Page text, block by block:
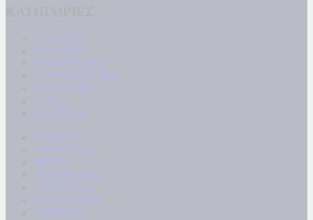
ΠΟΛΙΤΙΚΗ
ΚΟΙΝΩΝΙΑ
ΜΠΟΥΡΛΟΤΟ
ΠΑΡΑΠΟΛΙΤΙΚΑ
ΟΙΚΟΝΟΜΙΑ
ΥΓΕΙΑ
ΕΝΕΡΓΕΙΑ
ΚΟΣΜΟΣ
ΑΘΛΗΤΙΚΑ
MEDIA
ΠΟΛΙΤΙΣΜΟΣ
LIFESTYLE
ΤΕΧΝΟΛΟΓΙΑ
ΑΠΟΨΕΙΣ